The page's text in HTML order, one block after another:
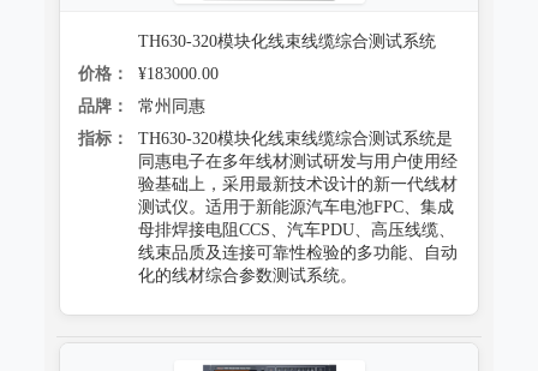
TH630-320模块化线束线缆综合测试系统
价格：
¥183000.00
品牌：
常州同惠
指标：
TH630-320模块化线束线缆综合测试系统是
同惠电子在多年线材测试研发与用户使用经
验基础上，采用最新技术设计的新一代线材
测试仪。适用于新能源汽车电池FPC、集成
母排焊接电阻CCS、汽车PDU、高压线缆、
线束品质及连接可靠性检验的多功能、自动
化的线材综合参数测试系统。